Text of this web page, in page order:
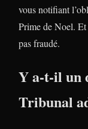
vous notifiant
Prime de Noel. Et
pas fraudé.
Y a-t-il un
Tribunal